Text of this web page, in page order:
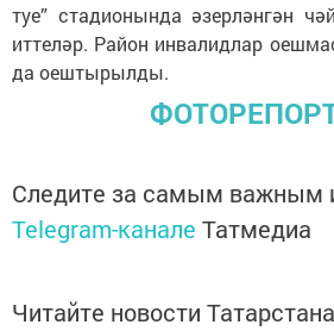
туе” стадионында әзерләнгән
иттеләр. Район инвалидлар
да оештырылды.
Следите за самым важным
Telegram-канале Татмедиа
Читайте новости